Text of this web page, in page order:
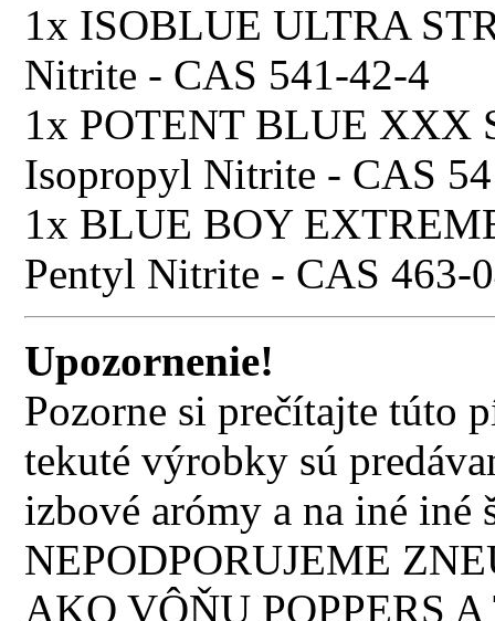
1x ISOBLUE ULTRA
Nitrite - CAS 541-42-4
1x POTENT BLUE XXX
Isopropyl Nitrite - CAS
1x BLUE BOY
Pentyl Nitrite - CAS 463-
Upozornenie!
Pozorne si prečítajte túto
tekuté výrobky sú
izbové arómy a na iné iné
NEPODPORUJEME
AKO VÔŇU POPPERS